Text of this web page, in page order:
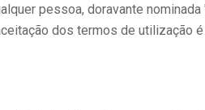
pessoa, doravante
dos termos de